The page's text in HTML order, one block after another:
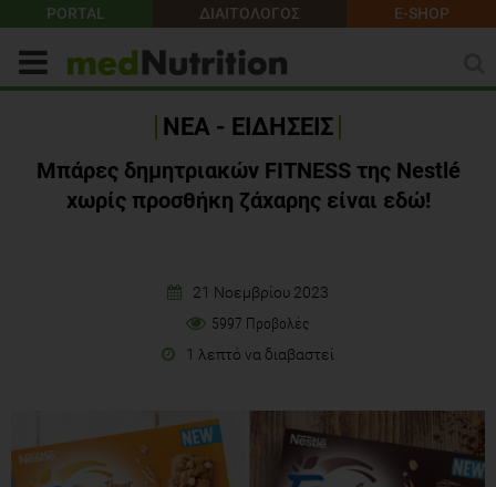
PORTAL ΔΙΑΙΤΟΛΟΓΟΣ E-SHOP
ΝΕΑ - ΕΙΔΗΣΕΙΣ
Μπάρες δημητριακών FITNESS της Nestlé
χωρίς προσθήκη ζάχαρης είναι εδώ!
21 Νοεμβρίου 2023
5997 Προβολές
1 λεπτό να διαβαστεί